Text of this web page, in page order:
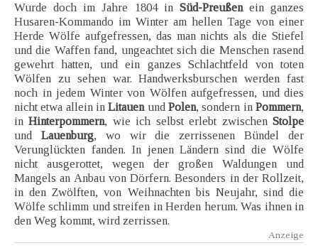
Wurde doch im Jahre 1804 in Süd-Preußenein ganzes
Husaren-Kommando im Winter am hellen Tage von einer
Herde Wölfe aufgefressen, das man nichts als die Stiefel
und die Waffen fand, ungeachtet sich die Menschen rasend
gewehrt hatten, und ein ganzes Schlachtfeld von toten
Wölfen zu sehen war. Handwerksburschen werden fast
noch in jedem Winter von Wölfen aufgefressen, und dies
nicht etwa allein inLitauenundPolen, sondern inPommern,
inHinterpommern, wie ich selbst erlebt zwischenStolpe
und Lauenburg, wo wir die zerrissenen Bündel der
Verunglückten fanden. In jenen Ländern sind die Wölfe
nicht ausgerottet, wegen der großen Waldungen und
Mangels an Anbau von Dörfern. Besonders in der Rollzeit,
in den Zwölften, von Weihnachten bis Neujahr, sind die
Wölfe schlimm und streifen in Herden herum. Was ihnen in
den Weg kommt, wird zerrissen.